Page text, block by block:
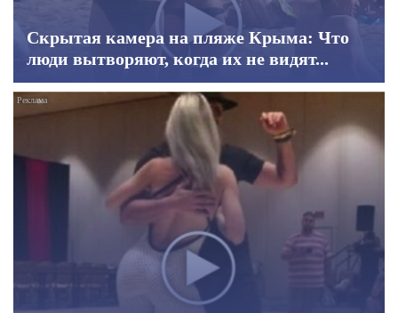
Скрытая камера на пляже Крыма: Что
люди вытворяют, когда их не видят...